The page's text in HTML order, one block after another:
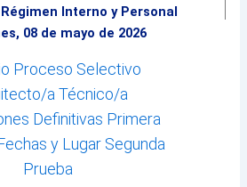
Régimen Interno y Personal
08 de mayo de 2026
Proceso Selectivo
a Técnico/a
Definitivas Primera
y Lugar Segunda
Prueba